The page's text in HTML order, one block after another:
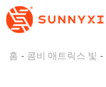
홈 콤비 매트릭스 빛